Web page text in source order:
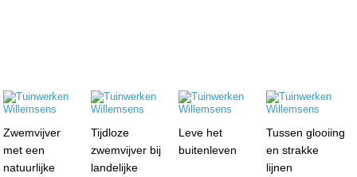
Zwemvijver
met een
natuurlijke
Tijdloze
zwemvijver bij
landelijke
Leve het
buitenleven
Tussen glooiing
en strakke
lijnen